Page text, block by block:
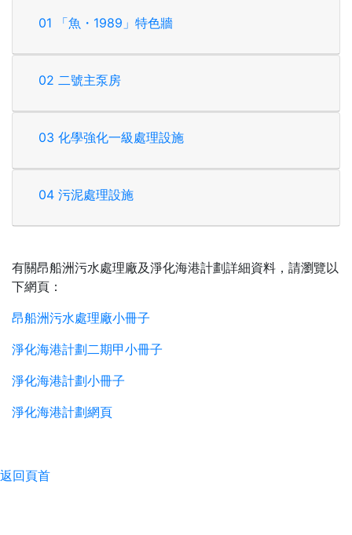
01 「魚・1989」特色牆
02 二號主泵房
03 化學強化一級處理設施
04 污泥處理設施
有關昂船洲污水處理廠及淨化海港計劃詳細資料，請瀏覽以
下網頁：
昂船洲污水處理廠小冊子
淨化海港計劃二期甲小冊子
淨化海港計劃小冊子
淨化海港計劃網頁
返回頁首